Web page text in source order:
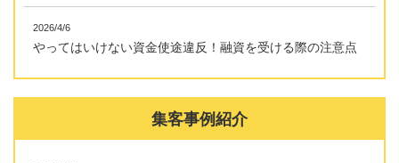
2026/4/6
やってはいけない資金使途違反！融資を受ける際の注意点
集客事例紹介